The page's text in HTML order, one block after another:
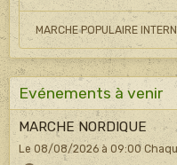
MARCHE POPULAIRE
Evénements à venir
MARCHE NORDIQUE
Le 08/08/2026 à 09:00